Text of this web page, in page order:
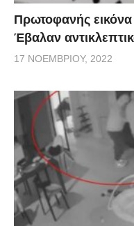
νοσοκομεία για εσάς.
στο σπίτι για εμάς».
ήδη τον ιό και δεν
άλλους. Οι
παγίδες. Γι’ αυτό και
λοιπόν, σπίτι. Αυτό
και έγινε τάση και
ανάγκη και χρέος για
όχι μοναχικοί!
Πρωτοφανής
Έβαλαν
17 ΝΟΕΜΒΡΊΟΥ, 2022